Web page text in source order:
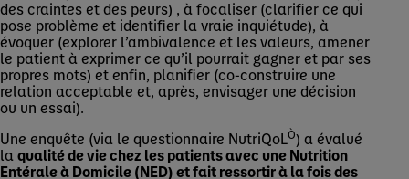
des craintes et des peurs) , à focaliser (clarifier ce qui
pose problème et identifier la vraie inquiétude), à
évoquer (explorer l’ambivalence et les valeurs, amener
le patient à exprimer ce qu’il pourrait gagner et par ses
propres mots) et enfin, planifier (co-construire une
relation acceptable et, après, envisager une décision
ou un essai).
Une enquête (via le questionnaire NutriQoLÒ) a évalué
la qualité de vie chez les patients avec une Nutrition
Entérale à Domicile (NED) et fait ressortir à la fois des